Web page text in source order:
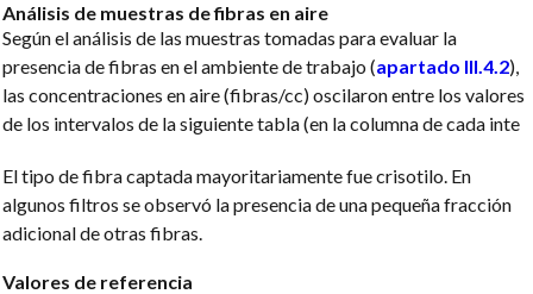
Análisis de muestras de fibras en aire
Según el análisis de las muestras tomadas para evaluar la
presencia de fibras en el ambiente de trabajo (apartado III.4.2),
las concentraciones en aire (fibras/cc) oscilaron entre los valores
de los intervalos de la siguiente tabla (en la columna de cada inte
El tipo de fibra captada mayoritariamente fue crisotilo. En
algunos filtros se observó la presencia de una pequeña fracción
adicional de otras fibras.
Valores de referencia